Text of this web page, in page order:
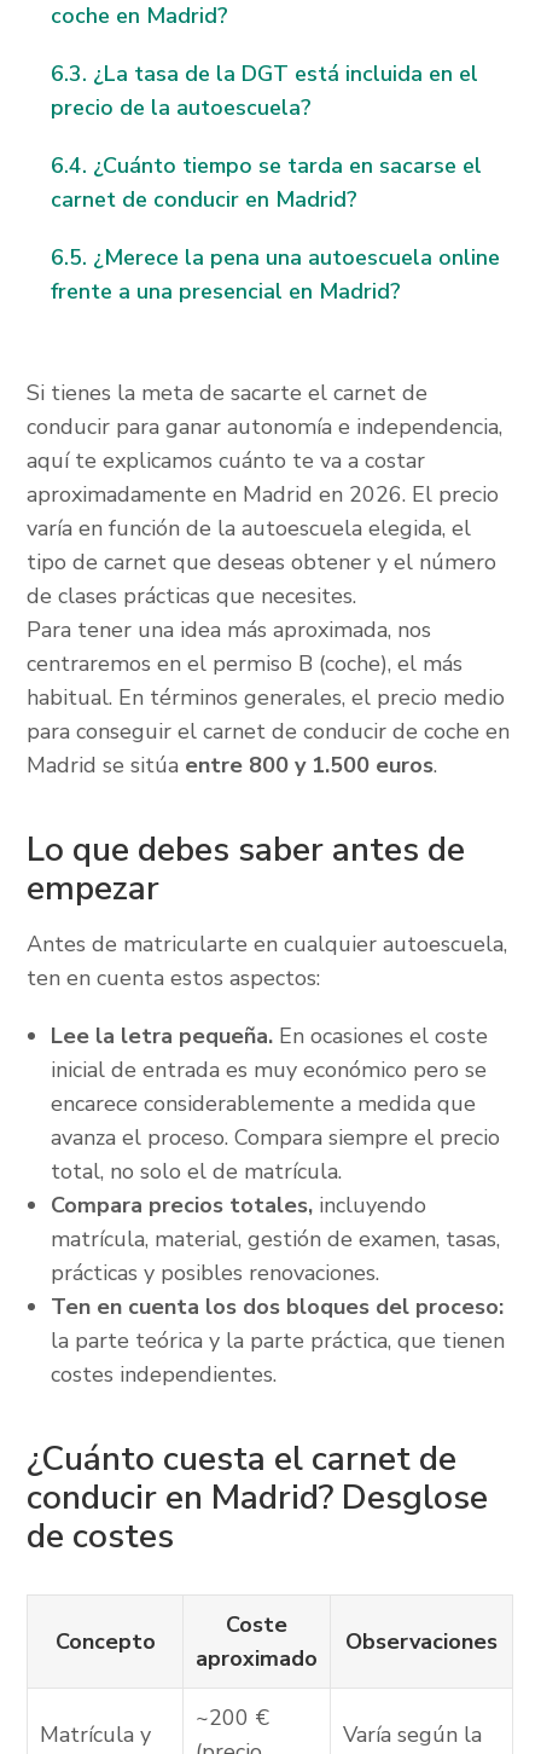
coche en Madrid?
¿La tasa de la DGT está incluida en el
precio de la autoescuela?
¿Cuánto tiempo se tarda en sacarse el
carnet de conducir en Madrid?
¿Merece la pena una autoescuela online
frente a una presencial en Madrid?
Si tienes la meta de sacarte el carnet de
conducir para ganar autonomía e independencia,
aquí te explicamos cuánto te va a costar
aproximadamente en Madrid en 2026. El precio
varía en función de la autoescuela elegida, el
tipo de carnet que deseas obtener y el número
de clases prácticas que necesites.
Para tener una idea más aproximada, nos
centraremos en el permiso B (coche), el más
habitual. En términos generales, el precio medio
para conseguir el carnet de conducir de coche en
Madrid se sitúa entre 800 y 1.500 euros.
Lo que debes saber antes de
empezar
Antes de matricularte en cualquier autoescuela,
ten en cuenta estos aspectos:
Lee la letra pequeña. En ocasiones el coste
inicial de entrada es muy económico pero se
encarece considerablemente a medida que
avanza el proceso. Compara siempre el precio
total, no solo el de matrícula.
Compara precios totales, incluyendo
matrícula, material, gestión de examen, tasas,
prácticas y posibles renovaciones.
Ten en cuenta los dos bloques del proceso:
la parte teórica y la parte práctica, que tienen
costes independientes.
¿Cuánto cuesta el carnet de
conducir en Madrid? Desglose
de costes
Concepto
Coste
aproximado
Observaciones
Matrícula y
~200 €
Varía según la